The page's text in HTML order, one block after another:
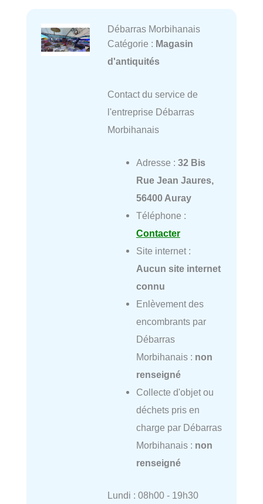
Débarras Morbihanais
Catégorie : Magasin
d'antiquités
Contact du service de
l'entreprise Débarras
Morbihanais
Adresse : 32 Bis
Rue Jean Jaures,
56400 Auray
Téléphone :
Contacter
Site internet :
Aucun site internet
connu
Enlèvement des
encombrants par
Débarras
Morbihanais : non
renseigné
Collecte d'objet ou
déchets pris en
charge par Débarras
Morbihanais : non
renseigné
Lundi : 08h00 - 19h30